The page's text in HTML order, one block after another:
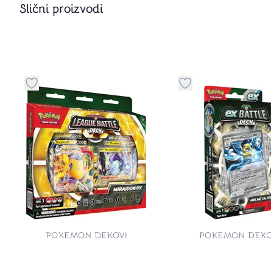
Slični proizvodi
Dugme za dodavanje stvari u kategoriju omiljeno
POKEMON DEKOVI
Dugme za
POKEMON